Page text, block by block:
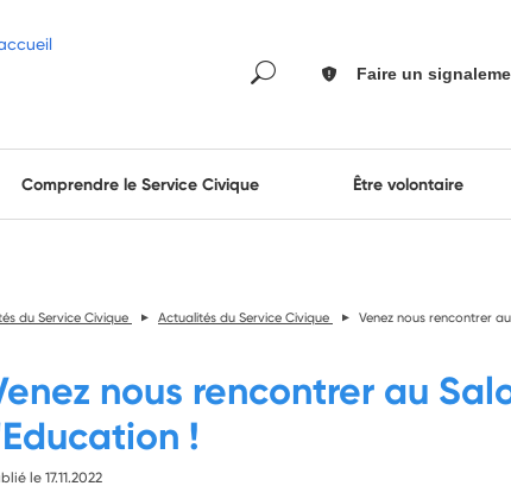
Faire un
Comprendre le Service Civique Être volontaire
du Service Civique Actualités du Service Civique Venez nous rencontrer
nous rencontrer au
!
le 17.11.2022